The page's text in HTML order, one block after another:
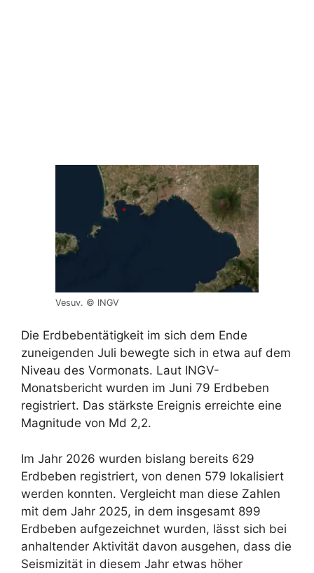
Vesuv. © INGV
Die Erdbebentätigkeit im sich dem Ende
zuneigenden Juli bewegte sich in etwa auf dem
Niveau des Vormonats. Laut INGV-
Monatsbericht wurden im Juni 79 Erdbeben
registriert. Das stärkste Ereignis erreichte eine
Magnitude von Md 2,2.
Im Jahr 2026 wurden bislang bereits 629
Erdbeben registriert, von denen 579 lokalisiert
werden konnten. Vergleicht man diese Zahlen
mit dem Jahr 2025, in dem insgesamt 899
Erdbeben aufgezeichnet wurden, lässt sich bei
anhaltender Aktivität davon ausgehen, dass die
Seismizität in diesem Jahr etwas höher